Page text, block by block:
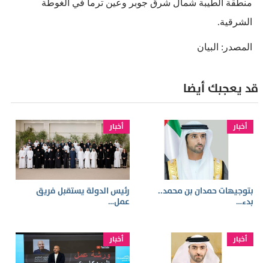
منطقة الطيبة شمال شرق جوبر وعين ترما في الغوطة
الشرقية.
المصدر: البيان
قد يعجبك أيضا
أخبار
بتوجيهات حمدان بن محمد..
بدء…
أخبار
رئيس الدولة يستقبل فريق
عمل…
أخبار أخبار